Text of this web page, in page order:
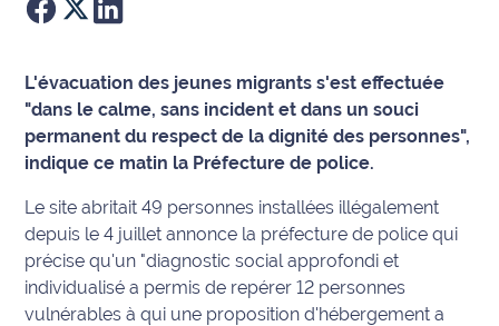
Culture
Économie
Éducation
Emploi
Environnement
Info
route
L'évacuation des jeunes migrants s'est effectuée
"dans le calme, sans incident et dans un souci
permanent du respect de la dignité des personnes",
indique ce matin la Préfecture de police.
Le site abritait 49 personnes installées illégalement
depuis le 4 juillet annonce la préfecture de police qui
précise qu'un "diagnostic social approfondi et
individualisé a permis de repérer 12 personnes
vulnérables à qui une proposition d'hébergement a